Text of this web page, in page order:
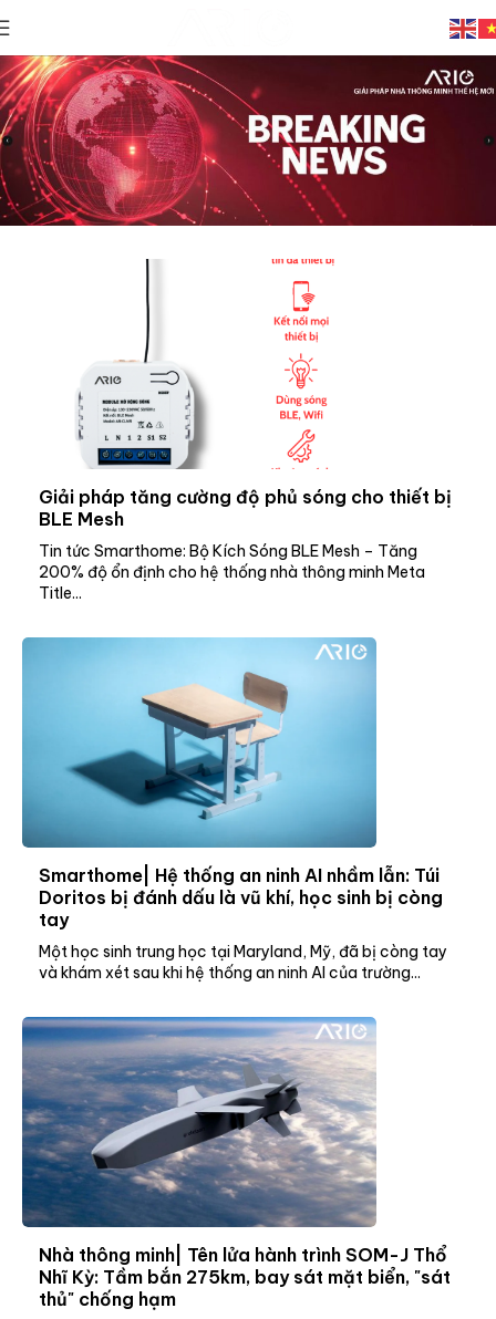
Giải pháp tăng cường độ phủ sóng cho thiết bị
BLE Mesh
Tin tức Smarthome: Bộ Kích Sóng BLE Mesh – Tăng
200% độ ổn định cho hệ thống nhà thông minh Meta
Title...
Smarthome| Hệ thống an ninh AI nhầm lẫn: Túi
Doritos bị đánh dấu là vũ khí, học sinh bị còng
tay
Một học sinh trung học tại Maryland, Mỹ, đã bị còng tay
và khám xét sau khi hệ thống an ninh AI của trường...
Nhà thông minh| Tên lửa hành trình SOM-J Thổ
Nhĩ Kỳ: Tầm bắn 275km, bay sát mặt biển, "sát
thủ" chống hạm